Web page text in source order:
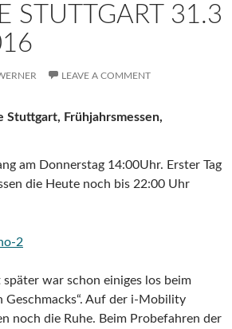
STUTTGART 31.3
LEAVE A COMMENT
Stuttgart, Frühjahrsmessen,
am Donnerstag 14:00Uhr. Erster Tag
die Heute noch bis 22:00 Uhr
war schon einiges los beim
Geschmacks“. Auf der i-Mobility
noch die Ruhe. Beim Probefahren der